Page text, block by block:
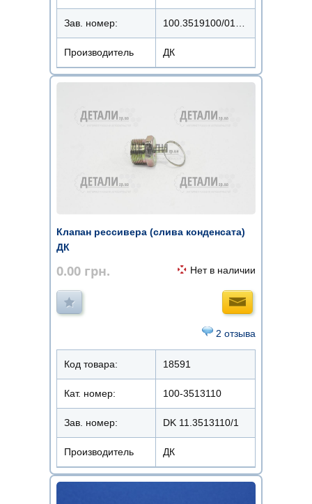
Зав. номер:
Производитель ДК
Клапан рессивера (слива конденсата)
ДК
0.00 грн. Нет в наличии
2 отзыва
Код товара: 18591
Кат. номер: 100-3513110
Зав. номер: DK 11.3513110/1
Производитель ДК